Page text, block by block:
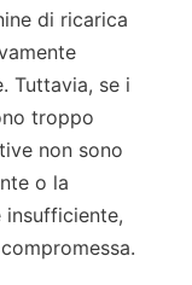
di ricarica
Tuttavia, se i
troppo
non sono
o la